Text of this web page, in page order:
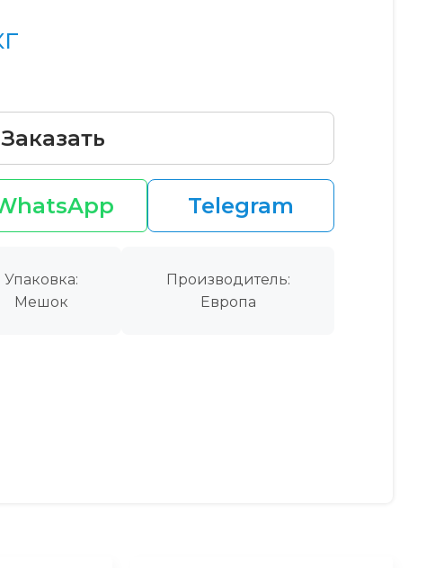
Заказать
Telegram
Упаковка:
Мешок
Производитель:
Европа